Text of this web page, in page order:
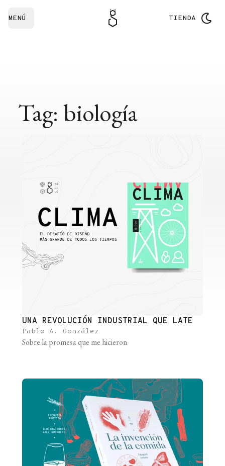
MENÚ TIENDA
Tag: biología
UNA REVOLUCIÓN INDUSTRIAL QUE LATE
Pablo A. González
Sobre la promesa que me hicieron